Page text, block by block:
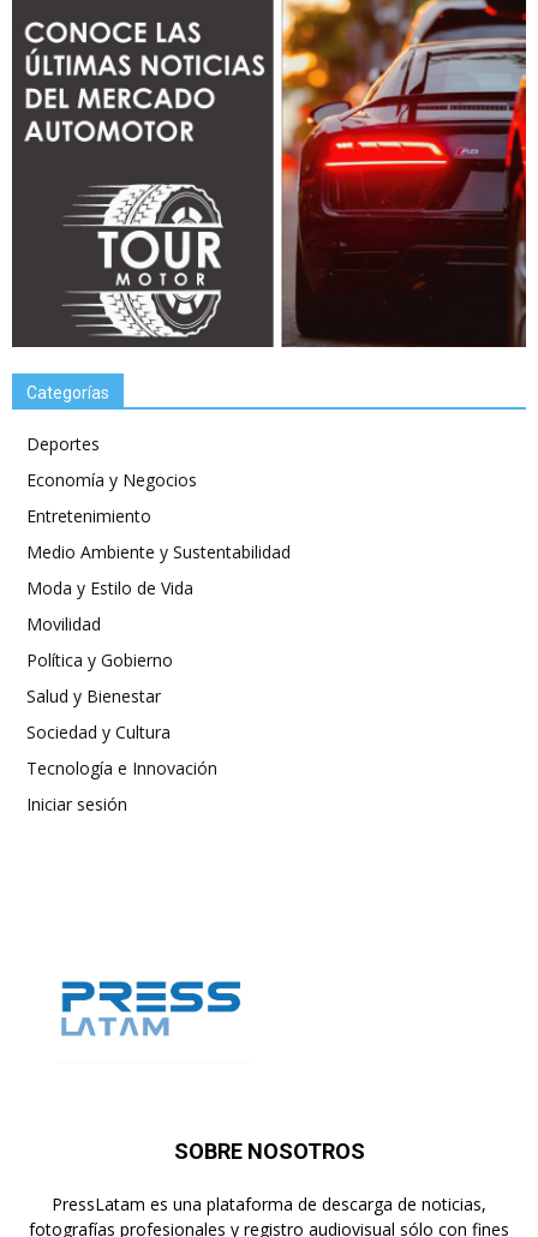
Categorías
Deportes
Economía y Negocios
Entretenimiento
Medio Ambiente y Sustentabilidad
Moda y Estilo de Vida
Movilidad
Política y Gobierno
Salud y Bienestar
Sociedad y Cultura
Tecnología e Innovación
Iniciar sesión
SOBRE NOSOTROS
PressLatam es una plataforma de descarga de noticias,
fotografías profesionales y registro audiovisual sólo con fines